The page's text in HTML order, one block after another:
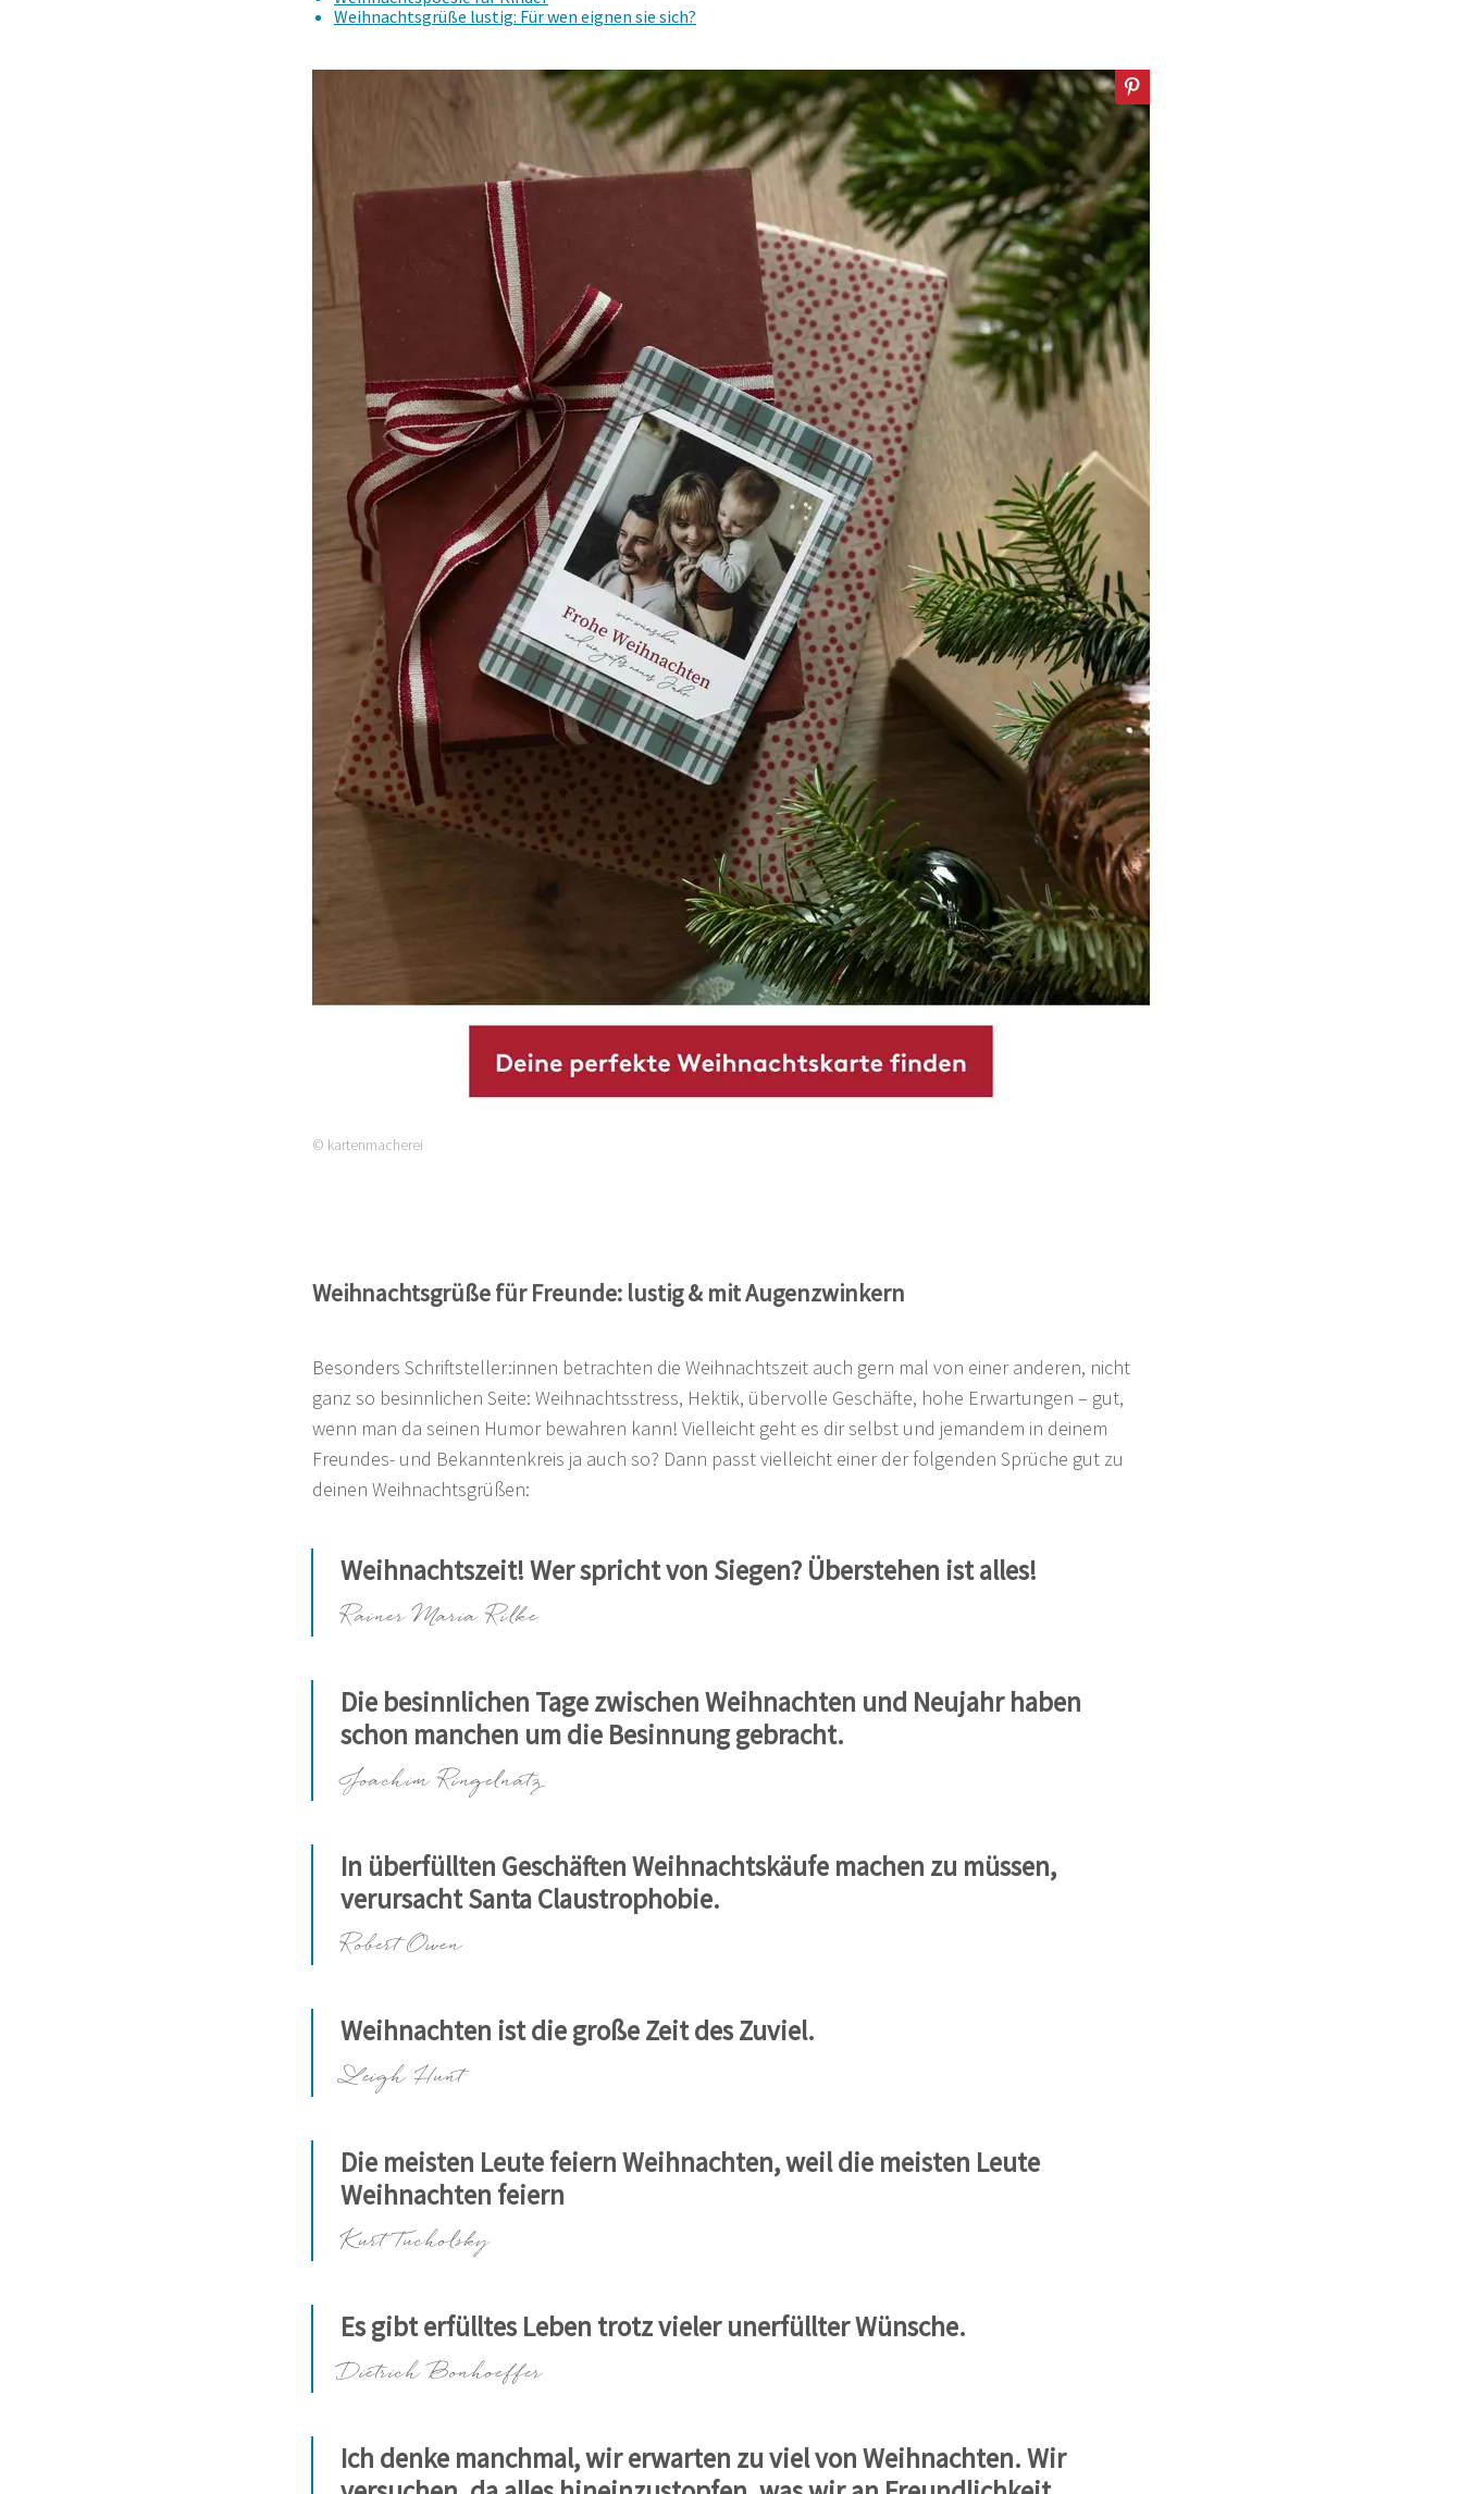
Weihnachtsgrüße lustig: Für wen eignen sie sich?
© kartenmacherei
Weihnachtsgrüße für Freunde: lustig & mit Augenzwinkern
Besonders Schriftsteller:innen betrachten die Weihnachtszeit auch gern mal von einer anderen, nicht
ganz so besinnlichen Seite: Weihnachtsstress, Hektik, übervolle Geschäfte, hohe Erwartungen – gut,
wenn man da seinen Humor bewahren kann! Vielleicht geht es dir selbst und jemandem in deinem
Freundes- und Bekanntenkreis ja auch so? Dann passt vielleicht einer der folgenden Sprüche gut zu
deinen Weihnachtsgrüßen:
Weihnachtszeit! Wer spricht von Siegen? Überstehen ist alles!
Rainer Maria Rilke
Die besinnlichen Tage zwischen Weihnachten und Neujahr haben
schon manchen um die Besinnung gebracht.
Joachim Ringelnatz
In überfüllten Geschäften Weihnachtskäufe machen zu müssen,
verursacht Santa Claustrophobie.
Robert Owen
Weihnachten ist die große Zeit des Zuviel.
Leigh Hunt
Die meisten Leute feiern Weihnachten, weil die meisten Leute
Weihnachten feiern
Kurt Tucholsky
Es gibt erfülltes Leben trotz vieler unerfüllter Wünsche.
Dietrich Bonhoeffer
Ich denke manchmal, wir erwarten zu viel von Weihnachten. Wir